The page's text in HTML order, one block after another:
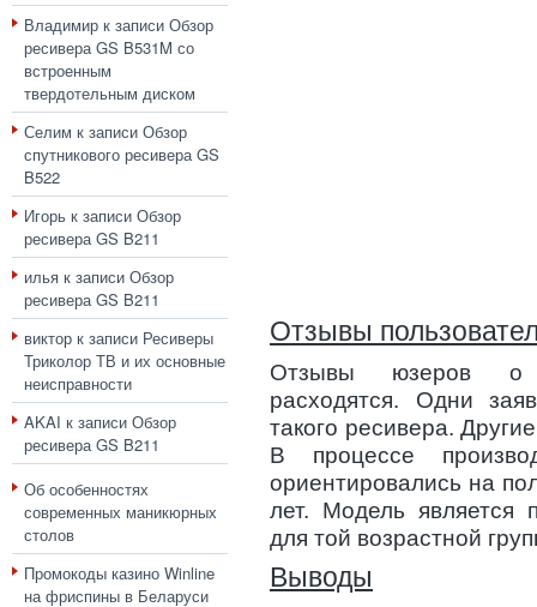
Владимир к записи Обзор
ресивера GS B531M со
встроенным
твердотельным диском
Селим к записи Обзор
спутникового ресивера GS
B522
Игорь к записи Обзор
ресивера GS B211
илья к записи Обзор
ресивера GS B211
виктор к записи Ресиверы
Триколор ТВ и их основные
неисправности
AKAI к записи Обзор
ресивера GS B211
Об особенностях
современных маникюрных
столов
Промокоды казино Winline
на фриспины в Беларуси
Отзывы
Отзывы юзеров о
расходятся. Одни
такого ресивера.
В процессе
ориентировались на
лет. Модель является
для той возрастной
Выводы